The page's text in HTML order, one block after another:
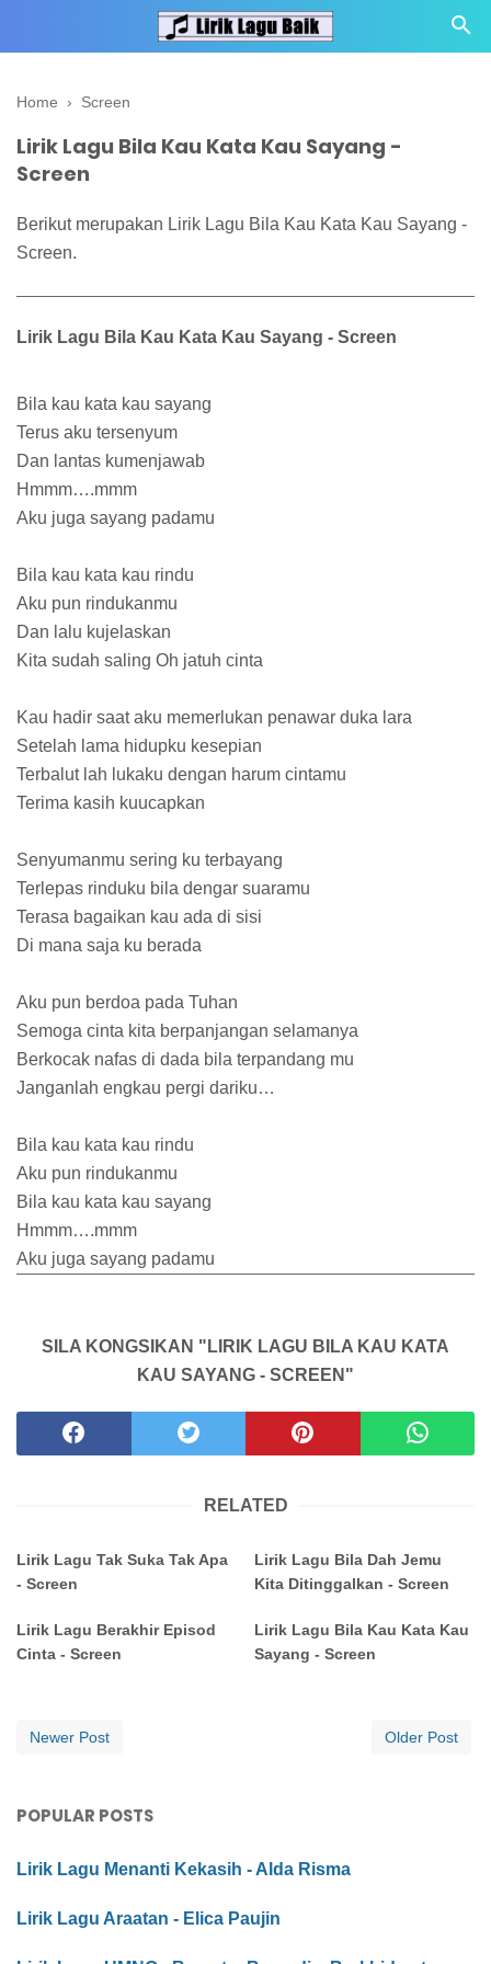
Home › Screen
Lirik Lagu Bila Kau Kata Kau Sayang -
Screen
Berikut merupakan Lirik Lagu Bila Kau Kata Kau Sayang -
Screen.
Lirik Lagu Bila Kau Kata Kau Sayang - Screen
Bila kau kata kau sayang
Terus aku tersenyum
Dan lantas kumenjawab
Hmmm….mmm
Aku juga sayang padamu
Bila kau kata kau rindu
Aku pun rindukanmu
Dan lalu kujelaskan
Kita sudah saling Oh jatuh cinta
Kau hadir saat aku memerlukan penawar duka lara
Setelah lama hidupku kesepian
Terbalut lah lukaku dengan harum cintamu
Terima kasih kuucapkan
Senyumanmu sering ku terbayang
Terlepas rinduku bila dengar suaramu
Terasa bagaikan kau ada di sisi
Di mana saja ku berada
Aku pun berdoa pada Tuhan
Semoga cinta kita berpanjangan selamanya
Berkocak nafas di dada bila terpandang mu
Janganlah engkau pergi dariku…
Bila kau kata kau rindu
Aku pun rindukanmu
Bila kau kata kau sayang
Hmmm….mmm
Aku juga sayang padamu
SILA KONGSIKAN "LIRIK LAGU BILA KAU KATA
KAU SAYANG - SCREEN"
RELATED
Lirik Lagu Tak Suka Tak Apa
- Screen
Lirik Lagu Bila Dah Jemu
Kita Ditinggalkan - Screen
Lirik Lagu Berakhir Episod
Cinta - Screen
Lirik Lagu Bila Kau Kata Kau
Sayang - Screen
Newer Post Older Post
POPULAR POSTS
Lirik Lagu Menanti Kekasih - Alda Risma
Lirik Lagu Araatan - Elica Paujin